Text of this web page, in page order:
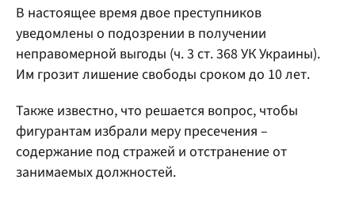
В настоящее время двое преступников
уведомлены о подозрении в получении
неправомерной выгоды (ч. 3 ст. 368 УК Украины).
Им грозит лишение свободы сроком до 10 лет.
Также известно, что решается вопрос, чтобы
фигурантам избрали меру пресечения –
содержание под стражей и отстранение от
занимаемых должностей.